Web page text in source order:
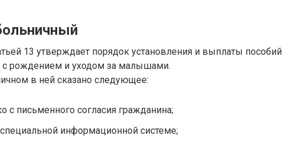
13 утверждает порядок установления и выплаты пособий
с рождением и уходом за малышами.
в ней сказано следующее:
с письменного согласия гражданина;
информационной системе;